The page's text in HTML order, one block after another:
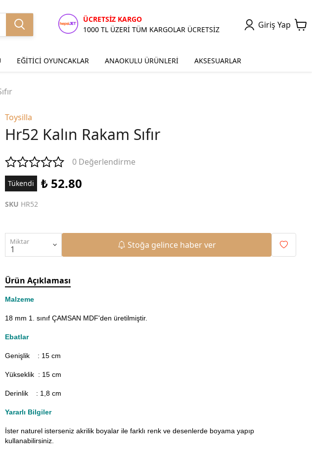
ÜCRETSİZ KARGO
1000 TL ÜZERİ TÜM KARGOLAR ÜCRETSİZ
Giriş Yap
EĞİTİCİ OYUNCAKLAR ANAOKULU ÜRÜNLERİ AKSESUARLAR
Toysilla
Hr52 Kalın Rakam Sıfır
0 Değerlendirme
Tükendi ₺ 52.80
SKU HR52
Miktar Stoğa gelince haber ver
Ürün Açıklaması
Malzeme
18 mm 1. sınıf ÇAMSAN MDF'den üretilmiştir.
Ebatlar
Genişlik : 15cm
Yükseklik : 15 cm
Derinlik : 1,8 cm
Yararlı Bilgiler
İster naturel isterseniz akrilik boyalar ile farklı renk ve desenlerde boyama yapıp
kullanabilirsiniz.